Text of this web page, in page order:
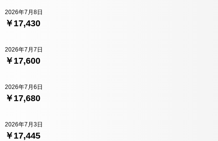
￥17,430
2026年7月8日
￥17,600
2026年7月7日
￥17,680
2026年7月6日
￥17,445
2026年7月3日